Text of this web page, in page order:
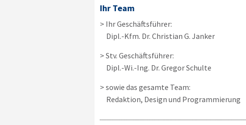
Ihr Team
> Ihr Geschäftsführer:
Dipl.-Kfm. Dr. Christian G. Janker
> Stv. Geschäftsführer:
Dipl.-Wi.-Ing. Dr. Gregor Schulte
> sowie das gesamte Team:
Redaktion, Design und Programmierung